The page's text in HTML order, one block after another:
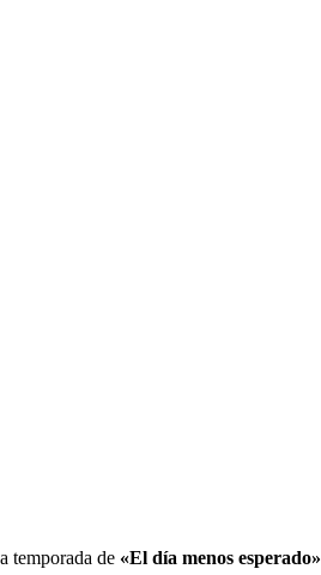
temporada de «El día menos esperado»